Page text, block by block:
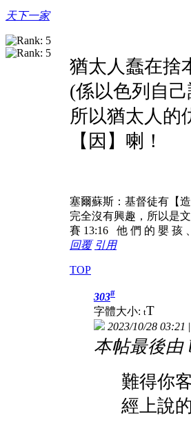
天下一家
猶太人蠢在捨
(係以色列自己
所以猶太人的
【因】喇！
塞爾蘇斯：基督徒有【
完全沒有興趣，所以是
賽 13:16 他 們 的 嬰 孩
回覆 引用
TOP
303#
字體大小: tT
2023/10/28 03:21 |
本帖最後由
難得你
經上說